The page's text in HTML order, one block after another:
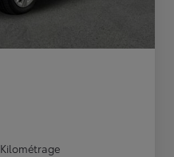
Kilométrage